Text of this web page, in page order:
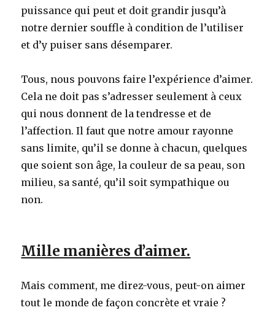
puissance qui peut et doit grandir jusqu’à
notre dernier souffle à condition de l’utiliser
et d’y puiser sans désemparer.
Tous, nous pouvons faire l’expérience d’aimer.
Cela ne doit pas s’adresser seulement à ceux
qui nous donnent de la tendresse et de
l’affection. Il faut que notre amour rayonne
sans limite, qu’il se donne à chacun, quelques
que soient son âge, la couleur de sa peau, son
milieu, sa santé, qu’il soit sympathique ou
non.
Mille manières d’aimer.
Mais comment, me direz-vous, peut-on aimer
tout le monde de façon concrète et vraie ?